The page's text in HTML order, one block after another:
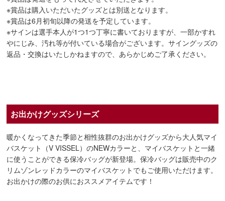
※賞品は購入いただいたグッズとは別送となります。
※賞品は6月初旬以降の発送を予定しています。
※サインは選手本人が1つ1つ丁寧に書いておりますが、一部かすれ
やにじみ、汚れ等が付いている場合がございます。サイングッズの
返品・交換はいたしかねますので、あらかじめご了承ください。
お出かけグッズシリーズ
暖かくなってきた季節と相性抜群のお出かけグッズから大人気マイ
バスケット（V VISSEL）のNEWカラーと、マイバスケットと一緒
に使うことができる保冷バッグが新登場。保冷バッグは販売中のク
リムゾンレッドカラーのマイバスケットでもご使用いただけます。
お出かけの際のお供におススメアイテムです！